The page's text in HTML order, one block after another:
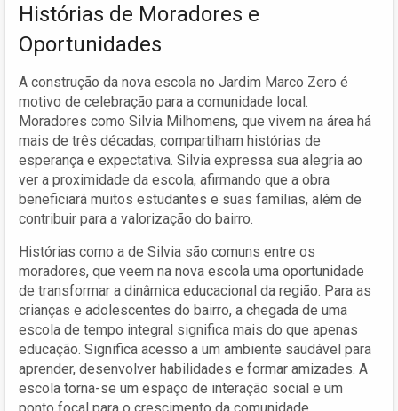
Histórias de Moradores e
Oportunidades
A construção da nova escola no Jardim Marco Zero é
motivo de celebração para a comunidade local.
Moradores como Silvia Milhomens, que vivem na área há
mais de três décadas, compartilham histórias de
esperança e expectativa. Silvia expressa sua alegria ao
ver a proximidade da escola, afirmando que a obra
beneficiará muitos estudantes e suas famílias, além de
contribuir para a valorização do bairro.
Histórias como a de Silvia são comuns entre os
moradores, que veem na nova escola uma oportunidade
de transformar a dinâmica educacional da região. Para as
crianças e adolescentes do bairro, a chegada de uma
escola de tempo integral significa mais do que apenas
educação. Significa acesso a um ambiente saudável para
aprender, desenvolver habilidades e formar amizades. A
escola torna-se um espaço de interação social e um
ponto focal para o crescimento da comunidade.